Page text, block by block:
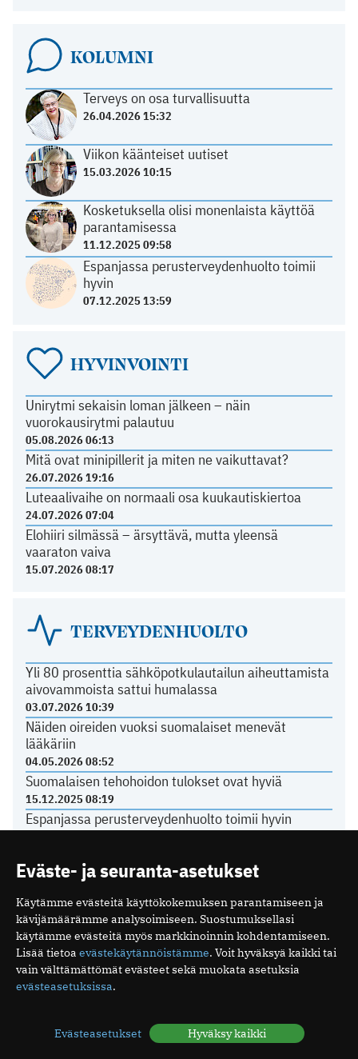
KOLUMNI
Terveys on osa turvallisuutta
26.04.2026 15:32
Viikon käänteiset uutiset
15.03.2026 10:15
Kosketuksella olisi monenlaista käyttöä
parantamisessa
11.12.2025 09:58
Espanjassa perusterveydenhuolto toimii
hyvin
07.12.2025 13:59
HYVINVOINTI
Unirytmi sekaisin loman jälkeen – näin
vuorokausirytmi palautuu
05.08.2026 06:13
Mitä ovat minipillerit ja miten ne vaikuttavat?
26.07.2026 19:16
Luteaalivaihe on normaali osa kuukautiskiertoa
24.07.2026 07:04
Elohiiri silmässä – ärsyttävä, mutta yleensä
vaaraton vaiva
15.07.2026 08:17
TERVEYDENHUOLTO
Yli 80 prosenttia sähköpotkulautailun aiheuttamista
aivovammoista sattui humalassa
03.07.2026 10:39
Näiden oireiden vuoksi suomalaiset menevät
lääkäriin
04.05.2026 08:52
Suomalaisen tehohoidon tulokset ovat hyviä
15.12.2025 08:19
Espanjassa perusterveydenhuolto toimii hyvin
LÄÄKÄRILIITOSTA
Ajankohtaista yksityissektorilta
22.06.2026 14:26
Kurkista Lääkäripäivien 2027 ohjelmaan
Poikkeuksia toimiston kesäaukioloissa
11.06.2026 12:21
Eväste- ja seuranta-asetukset
Käytämme evästeitä käyttökokemuksen parantamiseen ja
kävijämäärämme analysoimiseen. Suostumuksellasi
käytämme evästeitä myös markkinoinnin kohdentamiseen.
Lisää tietoa evästekäytännöistämme. Voit hyväksyä kaikki tai
vain välttämättömät evästeet sekä muokata asetuksia
evästeasetuksissa.
Evästeasetukset Hyväksy kaikki